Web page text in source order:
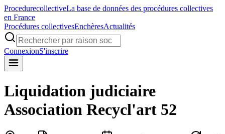
ProcedurecollectiveLa base de données des procédures collectives
en France
Procédures collectivesEnchèresActualités
ConnexionS'inscrire
Liquidation judiciaire
Association Recycl'art 52